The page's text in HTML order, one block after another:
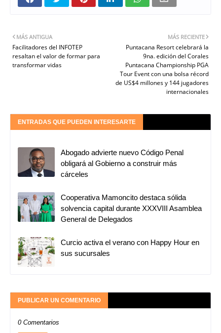
MÁS RECIENTE
Puntacana Resort celebrará la
9na. edición del Corales
Puntacana Championship PGA
Tour Event con una bolsa récord
de US$4 millones y 144 jugadores
internacionales
MÁS ANTIGUA
Facilitadores del INFOTEP
resaltan el valor de formar para
transformar vidas
ENTRADAS QUE PUEDEN INTERESARTE
Abogado advierte nuevo Código Penal
obligará al Gobierno a construir más
cárceles
Cooperativa Mamoncito destaca sólida
solvencia capital durante XXXVIII Asamblea
General de Delegados
Curcio activa el verano con Happy Hour en
sus sucursales
PUBLICAR UN COMENTARIO
0 Comentarios